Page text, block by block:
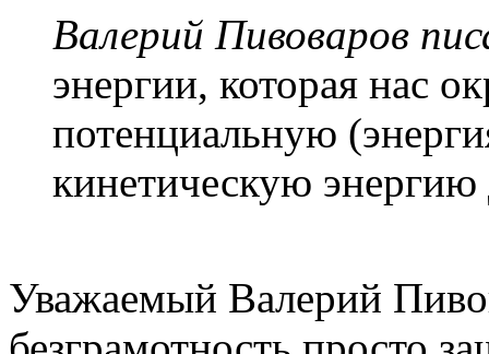
Валерий Пивоваров
энергии, которая нас
потенциальную
кинетическую
Уважаемый Валерий